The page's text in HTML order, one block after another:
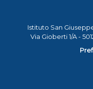
Istituto San
Via Gioberti 1/A -